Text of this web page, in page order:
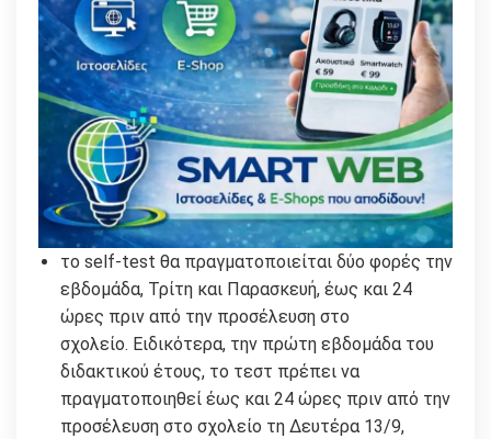
το self-test θα πραγματοποιείται δύο φορές την
εβδομάδα, Τρίτη και Παρασκευή, έως και 24
ώρες πριν από την προσέλευση στο
σχολείο. Ειδικότερα, την πρώτη εβδομάδα του
διδακτικού έτους, το τεστ πρέπει να
πραγματοποιηθεί έως και 24 ώρες πριν από την
προσέλευση στο σχολείο τη Δευτέρα 13/9,